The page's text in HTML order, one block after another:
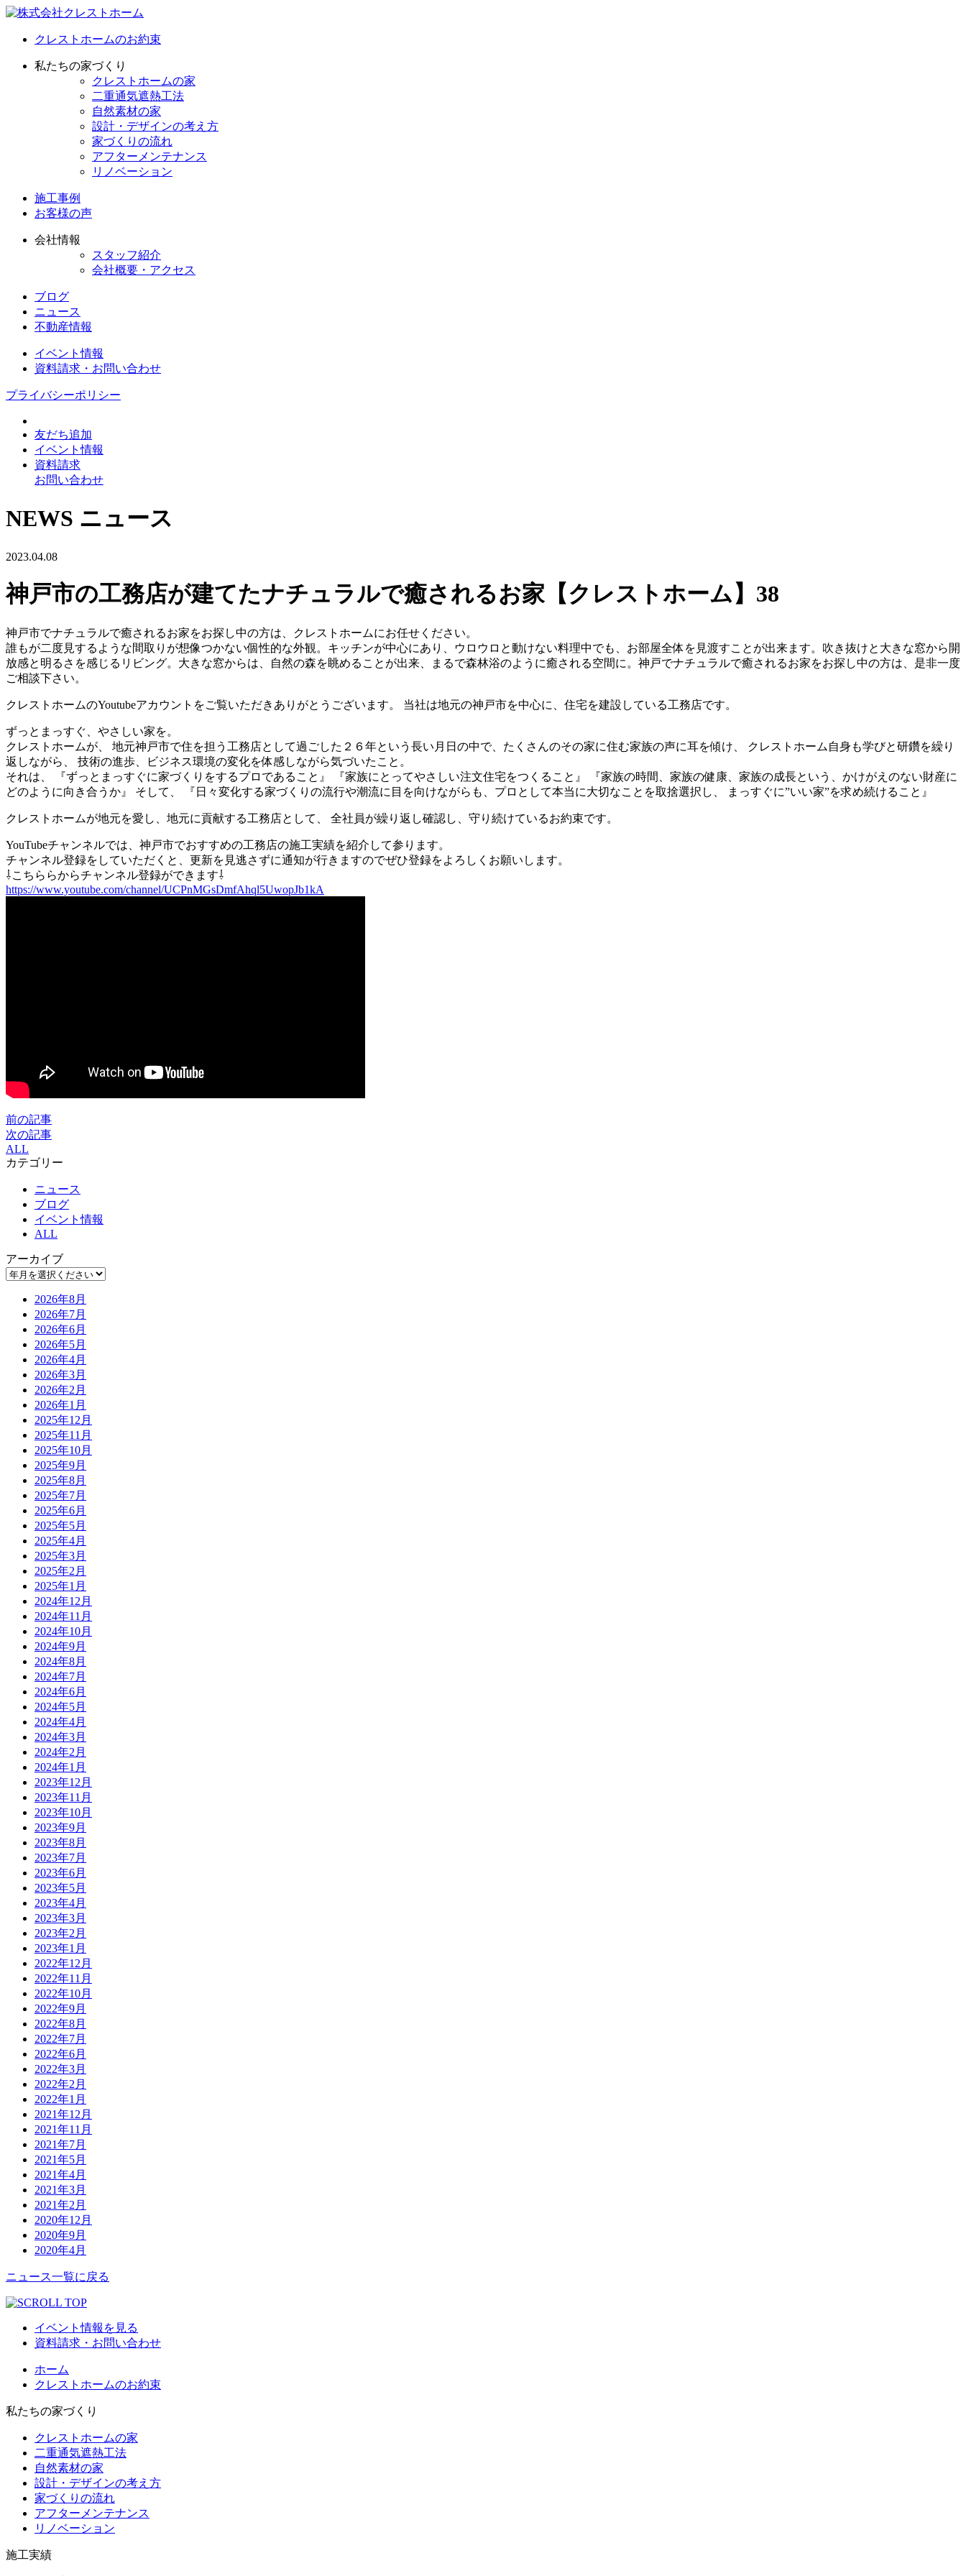
クレストホームのお約束
私たちの家づくり
クレストホームの家
二重通気遮熱工法
自然素材の家
設計・デザインの考え方
家づくりの流れ
アフターメンテナンス
リノベーション
施工事例
お客様の声
会社情報
スタッフ紹介
会社概要・アクセス
ブログ
ニュース
不動産情報
イベント情報
資料請求・お問い合わせ
プライバシーポリシー
友だち追加
イベント情報
資料請求
お問い合わせ
NEWS ニュース
2023.04.08
神戸市の工務店が建てたナチュラルで癒されるお家【クレストホーム】38
神戸市でナチュラルで癒されるお家をお探し中の方は、クレストホームにお任せください。
誰もが二度見するような間取りが想像つかない個性的な外観。キッチンが中心にあり、ウロウロと動けない料理中でも、お部屋全体を見渡すことが出来ます。吹き抜けと大きな窓から開
放感と明るさを感じるリビング。大きな窓からは、自然の森を眺めることが出来、まるで森林浴のように癒される空間に。神戸でナチュラルで癒されるお家をお探し中の方は、是非一度
ご相談下さい。
クレストホームのYoutubeアカウントをご覧いただきありがとうございます。 当社は地元の神戸市を中心に、住宅を建設している工務店です。
ずっとまっすぐ、やさしい家を。
クレストホームが、 地元神戸市で住を担う工務店として過ごした２６年という長い月日の中で、たくさんのその家に住む家族の声に耳を傾け、 クレストホーム自身も学びと研鑽を繰り
返しながら、 技術の進歩、ビジネス環境の変化を体感しながら気づいたこと。
それは、 『ずっとまっすぐに家づくりをするプロであること』 『家族にとってやさしい注文住宅をつくること』 『家族の時間、家族の健康、家族の成長という、かけがえのない財産に
どのように向き合うか』 そして、 『日々変化する家づくりの流行や潮流に目を向けながらも、プロとして本当に大切なことを取捨選択し、 まっすぐに”いい家”を求め続けること』
クレストホームが地元を愛し、地元に貢献する工務店として、 全社員が繰り返し確認し、守り続けているお約束です。
YouTubeチャンネルでは、神戸市でおすすめの工務店の施工実績を紹介して参ります。
チャンネル登録をしていただくと、更新を見逃さずに通知が行きますのでぜひ登録をよろしくお願いします。
⇩こちららからチャンネル登録ができます⇩
https://www.youtube.com/channel/UCPnMGsDmfAhql5UwopJb1kA
前の記事
次の記事
ALL
カテゴリー
ニュース
ブログ
イベント情報
ALL
アーカイブ
2026年8月
2026年7月
2026年6月
2026年5月
2026年4月
2026年3月
2026年2月
2026年1月
2025年12月
2025年11月
2025年10月
2025年9月
2025年8月
2025年7月
2025年6月
2025年5月
2025年4月
2025年3月
2025年2月
2025年1月
2024年12月
2024年11月
2024年10月
2024年9月
2024年8月
2024年7月
2024年6月
2024年5月
2024年4月
2024年3月
2024年2月
2024年1月
2023年12月
2023年11月
2023年10月
2023年9月
2023年8月
2023年7月
2023年6月
2023年5月
2023年4月
2023年3月
2023年2月
2023年1月
2022年12月
2022年11月
2022年10月
2022年9月
2022年8月
2022年7月
2022年6月
2022年3月
2022年2月
2022年1月
2021年12月
2021年11月
2021年7月
2021年5月
2021年4月
2021年3月
2021年2月
2020年12月
2020年9月
2020年4月
ニュース一覧に戻る
イベント情報を見る
資料請求・お問い合わせ
ホーム
クレストホームのお約束
私たちの家づくり
クレストホームの家
二重通気遮熱工法
自然素材の家
設計・デザインの考え方
家づくりの流れ
アフターメンテナンス
リノベーション
施工実績